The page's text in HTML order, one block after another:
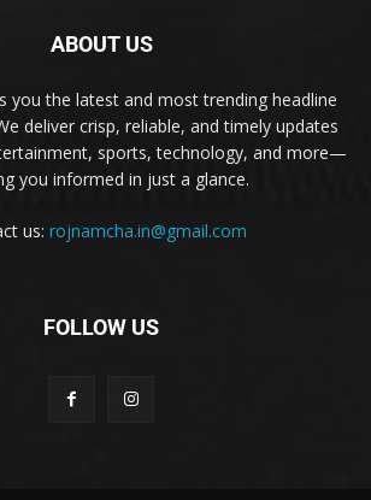
ABOUT US
you the latest and most trending headline
deliver crisp, reliable, and timely updates
sports, technology, and more—
you informed in just a glance.
us: rojnamcha.in@gmail.com
FOLLOW US